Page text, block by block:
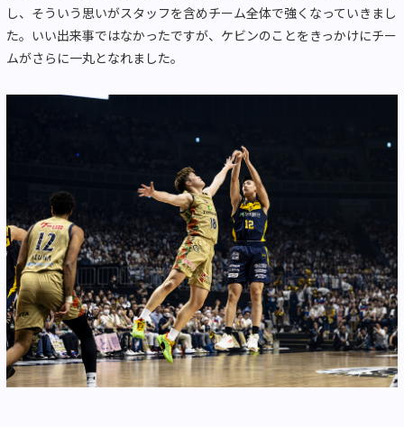
し、そういう思いがスタッフを含めチーム全体で強くなっていきまし
た。いい出来事ではなかったですが、ケビンのことをきっかけにチー
ムがさらに一丸となれました。